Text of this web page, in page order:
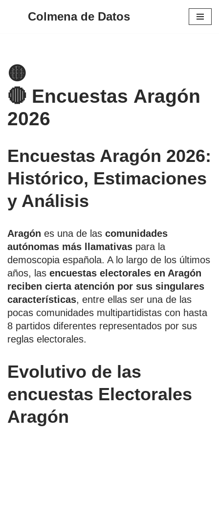
Colmena de Datos
🟡
🔴 Encuestas Aragón
2026
Encuestas Aragón 2026:
Histórico, Estimaciones
y Análisis
Aragón es una de las comunidades
autónomas más llamativas para la
demoscopia española. A lo largo de los últimos
años, las encuestas electorales en Aragón
reciben cierta atención por sus singulares
características, entre ellas ser una de las
pocas comunidades multipartidistas con hasta
8 partidos diferentes representados por sus
reglas electorales.
Evolutivo de las
encuestas Electorales
Aragón